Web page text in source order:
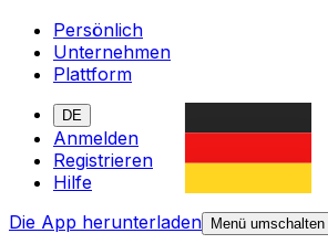
Persönlich
Unternehmen
Plattform
DE
Anmelden
Registrieren
Hilfe
Die App herunterladen
Menü umschalten